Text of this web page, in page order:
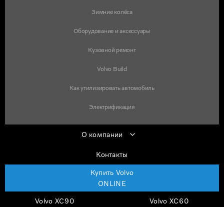
Зимние колёса
Оборудование и аксессуары
Кузовной ремонт
Volvo Build
Как утилизировать автомобиль
Электрификация
О компании
Контакты
Купить Volvo
ONLINE
Volvo XC90
Volvo XC60